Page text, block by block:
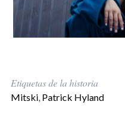
Etiquetas de la historia
Mitski, Patrick Hyland